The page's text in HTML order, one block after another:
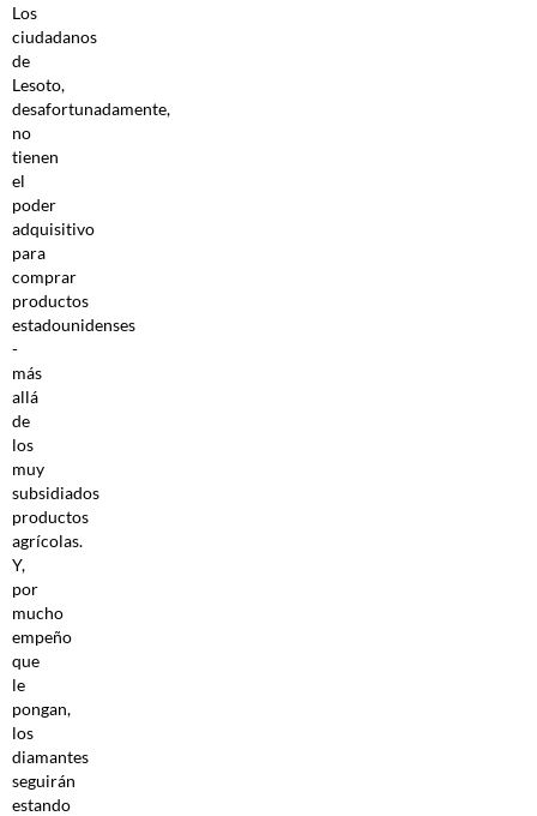
Los
ciudadanos
de
Lesoto,
desafortunadamente,
no
tienen
el
poder
adquisitivo
para
comprar
productos
estadounidenses
-
más
allá
de
los
muy
subsidiados
productos
agrícolas.
Y,
por
mucho
empeño
que
le
pongan,
los
diamantes
seguirán
estando